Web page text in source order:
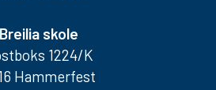
Breilia skole
1224/K
Hammerfest